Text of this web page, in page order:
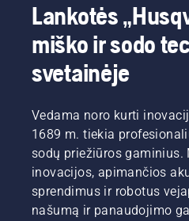
Lankotės
miško ir sodo
svetainėje
Vedama noro kurti
1689 m. tiekia
sodų priežiūros gaminius.
inovacijos, apimančios
sprendimus ir robotus
našumą ir panaudojimo